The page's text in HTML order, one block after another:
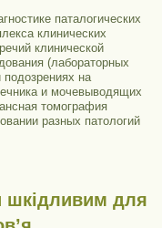
паталогических
клинических
клинической
(лабораторных
подозрениях на
и мочевыводящих
томография
разных патологий
шкідливим для